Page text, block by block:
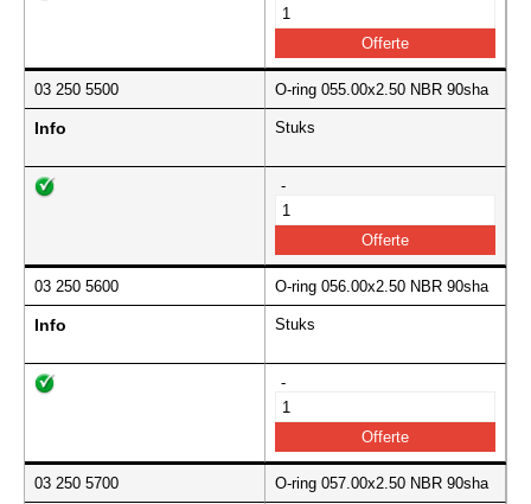
03 250 5500 O-ring 055.00x2.50 NBR 90sha
Info Stuks
-
03 250 5600 O-ring 056.00x2.50 NBR 90sha
Info Stuks
-
03 250 5700 O-ring 057.00x2.50 NBR 90sha